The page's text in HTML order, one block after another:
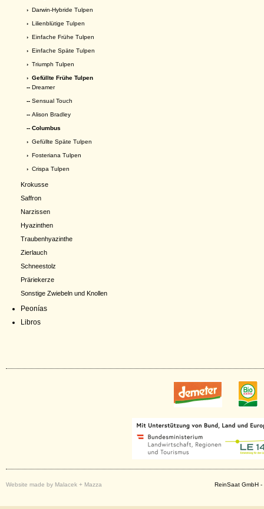
› Darwin-Hybride Tulpen
› Lilienblütige Tulpen
› Einfache Frühe Tulpen
› Einfache Späte Tulpen
› Triumph Tulpen
› Gefüllte Frühe Tulpen
-- Dreamer
-- Sensual Touch
-- Alison Bradley
-- Columbus
› Gefüllte Späte Tulpen
› Fosteriana Tulpen
› Crispa Tulpen
Krokusse
Saffron
Narzissen
Hyazinthen
Traubenhyazinthe
Zierlauch
Schneestolz
Präriekerze
Sonstige Zwiebeln und Knollen
Peonías
Libros
Website made by Malacek + Mazza ReinSaat GmbH